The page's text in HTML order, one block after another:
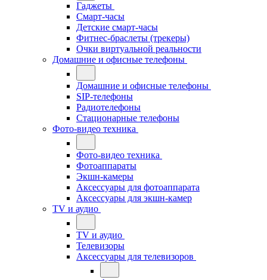
Гаджеты
Смарт-часы
Детские смарт-часы
Фитнес-браслеты (трекеры)
Очки виртуальной реальности
Домашние и офисные телефоны
Домашние и офисные телефоны
SIP-телефоны
Радиотелефоны
Стационарные телефоны
Фото-видео техника
Фото-видео техника
Фотоаппараты
Экшн-камеры
Аксессуары для фотоаппарата
Аксессуары для экшн-камер
TV и аудио
TV и аудио
Телевизоры
Аксессуары для телевизоров